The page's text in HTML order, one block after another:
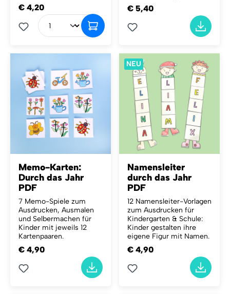
€ 4,20 € 5,40
Memo-Karten:
Durch das Jahr
PDF
7 Memo-Spiele zum
Ausdrucken, Ausmalen
und Selbermachen für
Kinder mit jeweils 12
Kartenpaaren.
€ 4,90
NEU
Namensleiter
durch das Jahr
PDF
12 Namensleiter-Vorlagen
zum Ausdrucken für
Kindergarten & Schule:
Kinder gestalten ihre
eigene Figur mit Namen.
€ 4,90